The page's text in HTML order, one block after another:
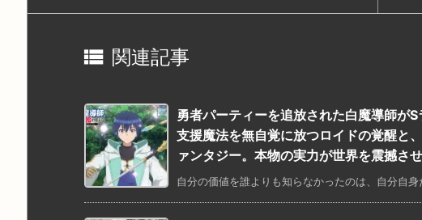
 関連記事
勇者パーティーを追放された白魔導師が
支援魔法を無自覚に放つロイドの覚醒と
ァンタジー。本物の実力が世界を震撼さ
自分の価値を誰よりも知らなかったのは、自分自